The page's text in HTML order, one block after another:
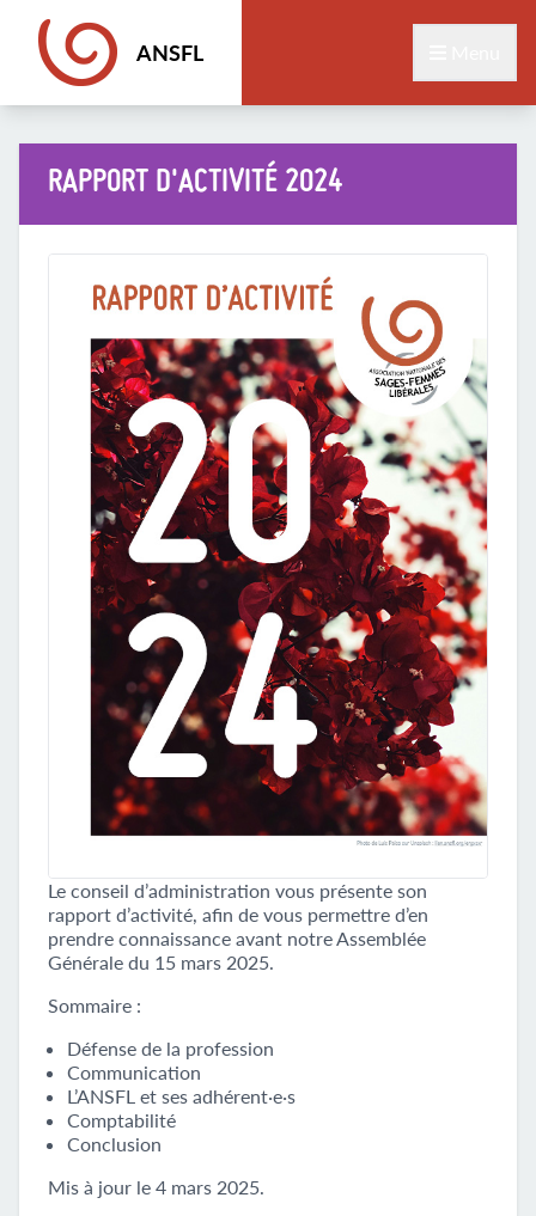
ANSFL
RAPPORT D'ACTIVITÉ 2024
Le conseil d’administration vous présente son
rapport d’activité, afin de vous permettre d’en
prendre connaissance avant notre Assemblée
Générale du 15 mars 2025.
Sommaire :
Défense de la profession
Communication
L’ANSFL et ses adhérent·e·s
Comptabilité
Conclusion
Mis à jour le 4 mars 2025.